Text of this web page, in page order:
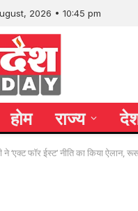
2026 • 10:45 pm
होम राज्य
ने ‘एक्ट फॉर ईस्ट’ नीति का किया